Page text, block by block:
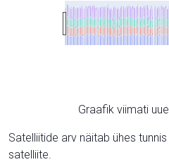
Graafik viimati
Satelliitide arv näitab ühes
satelliite.